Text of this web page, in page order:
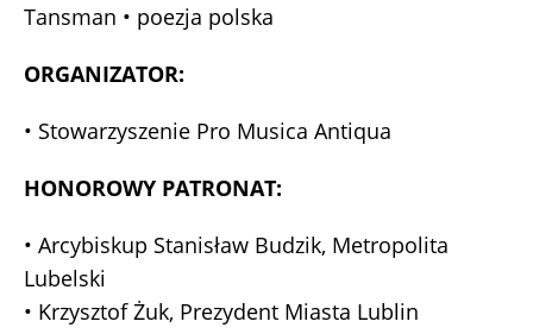
Tansman • poezja polska
ORGANIZATOR:
• Stowarzyszenie Pro Musica Antiqua
HONOROWY PATRONAT:
• Arcybiskup Stanisław Budzik, Metropolita
Lubelski
• Krzysztof Żuk, Prezydent Miasta Lublin